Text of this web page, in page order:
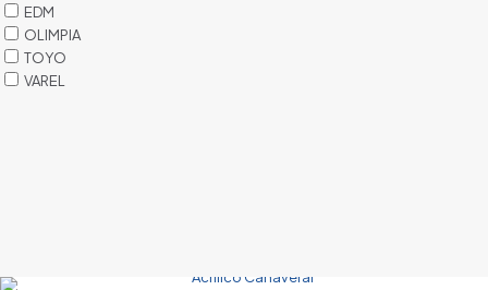
EDM
OLIMPIA
TOYO
VAREL